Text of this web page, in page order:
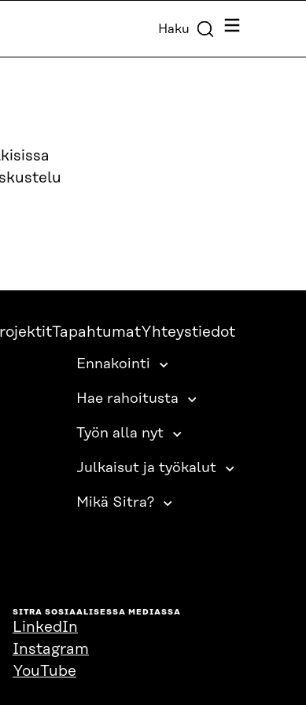
Haku Valikko
TapahtumatYhteystiedot
Ennakointi
Hae rahoitusta
Työn alla nyt
Julkaisut ja työkalut
Mikä Sitra?
SITRA SOSIAALISESSA MEDIASSA
LinkedIn
Instagram
YouTube